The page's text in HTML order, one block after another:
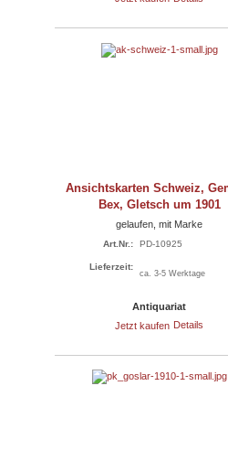
Ansichtskarten Schweiz,
Bex, Gletsch um 1901
gelaufen, mit Marke
Art.Nr.: PD-10925
Lieferzeit:
ca. 3-5 Werktage
Antiquariat
Jetzt kaufen Details